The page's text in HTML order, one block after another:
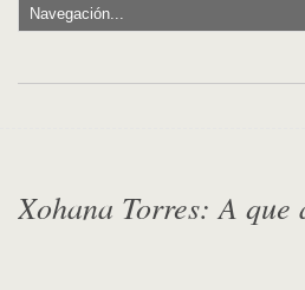
Xohana Torres: A que